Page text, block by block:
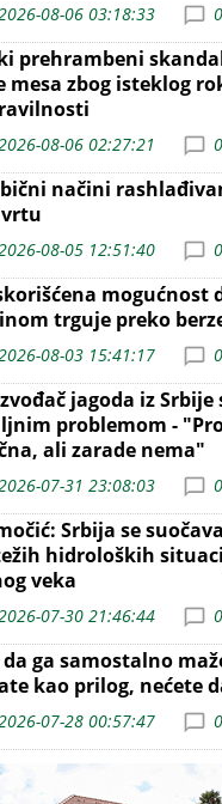
08-06 03:18:33 0
prehrambeni
mesa zbog isteklog
08-06 02:27:21 0
načini
vrtu
08-05 12:51:40 0
mogućnost
trguje preko
08-03 15:41:17 0
jagoda iz Srbije
problemom -
ali zarade nema"
07-31 23:08:03 0
Srbija se
hidroloških
veka
07-30 21:46:44 0
ga samostalno
kao prilog, nećete
07-28 00:57:47 0